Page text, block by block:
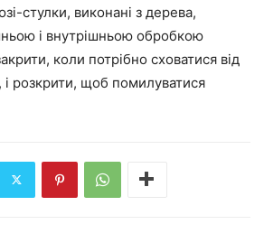
стулки, виконані з дерева,
і внутрішньою обробкою
коли потрібно сховатися від
і розкрити, щоб помилуватися